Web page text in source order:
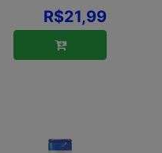
R$21,99